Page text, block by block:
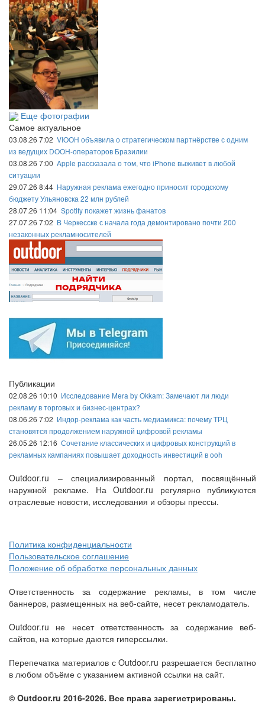
Еще фотографии
Самое актуальное
03.08.26 7:02 VIOOH объявила о стратегическом партнёрстве с одним
из ведущих DOOH-операторов Бразилии
03.08.26 7:00 Apple рассказала о том, что iPhone выживет в любой
ситуации
29.07.26 8:44 Наружная реклама ежегодно приносит городскому
бюджету Ульяновска 22 млн рублей
28.07.26 11:04 Spotify покажет жизнь фанатов
27.07.26 7:02 В Черкесске с начала года демонтировано почти 200
незаконных рекламносителей
Публикации
02.08.26 10:10 Исследование Mera by Okkam: Замечают ли люди
рекламу в торговых и бизнес-центрах?
08.06.26 7:02 Индор-реклама как часть медиамикса: почему ТРЦ
становятся продолжением наружной цифровой рекламы
26.05.26 12:16 Сочетание классических и цифровых конструкций в
рекламных кампаниях повышает доходность инвестиций в ooh
Outdoor.ru – специализированный портал, посвящённый
наружной рекламе. На Outdoor.ru регулярно публикуются
отраслевые новости, исследования и обзоры прессы.
Политика конфиденциальности
Пользовательское соглашение
Положение об обработке персональных данных
Ответственность за содержание рекламы, в том числе
баннеров, размещенных на веб-сайте, несет рекламодатель.
Outdoor.ru не несет ответственность за содержание веб-
сайтов, на которые даются гиперссылки.
Перепечатка материалов с Outdoor.ru разрешается бесплатно
в любом объёме с указанием активной ссылки на сайт.
© Outdoor.ru 2016-2026. Все права зарегистрированы.